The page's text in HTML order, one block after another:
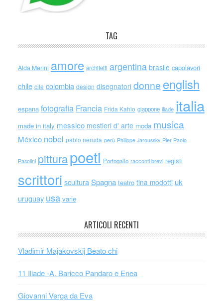
TAG
Alda Merini amore architetti argentina brasile capolavori
chile cile colombia design disegnatori donne english
espana fotografia Francia Frida Kahlo giappone iliade italia
made in italy messico mestieri d' arte moda musica
México nobel pablo neruda perù Philippe Jaroussky Pier Paolo
Pasolini pitturapoeti Portogallo racconti brevi registi
scrittori scultura Spagna teatro tina modotti uk
uruguay usa varie
ARTICOLI RECENTI
Vladimir Majakovskij Beato chi
11 Iliade -A. Baricco Pandaro e Enea
Giovanni Verga da Eva